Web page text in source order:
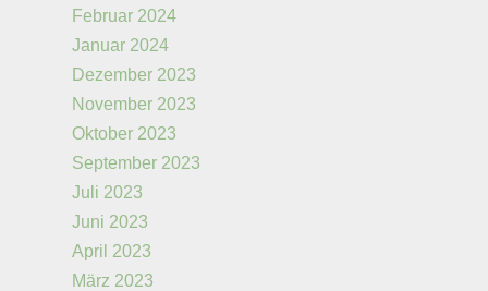
Februar 2024
Januar 2024
Dezember 2023
November 2023
Oktober 2023
September 2023
Juli 2023
Juni 2023
April 2023
März 2023